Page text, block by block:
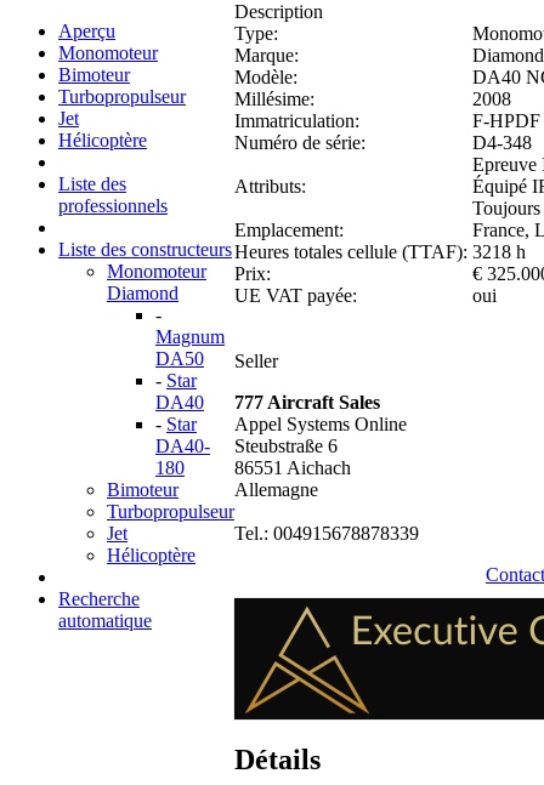
Aperçu
Monomoteur
Bimoteur
Turbopropulseur
Jet
Hélicoptère
Liste des
professionnels
Liste des constructeurs
Monomoteur
Diamond
-
Magnum
DA50
- Star
DA40
- Star
DA40-
180
Bimoteur
Turbopropulseur
Jet
Hélicoptère
Recherche
automatique
Description
Type:
Marque:
Diamond
Modèle:
DA40
Millésime:
2008
Immatriculation:
F-HPDF
Numéro de série:
D4-348
Attributs:
Epreuve
Équipé
Toujours
Emplacement:
France,
Heures totales cellule (TTAF): 3218 h
Prix:
€
UE VAT payée:
oui
Seller
777 Aircraft Sales
Appel Systems Online
Steubstraße 6
86551 Aichach
Allemagne
Tel.: 004915678878339
Détails